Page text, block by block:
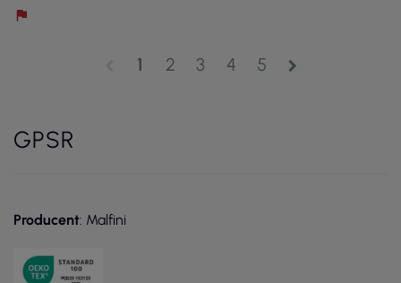
1 2 3 4 5 chevron_right
GPSR
Producent: Malfini